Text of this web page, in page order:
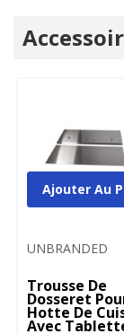
UNBRANDED
Trousse De
Dosseret
Hotte De
Avec
Ajouter Au